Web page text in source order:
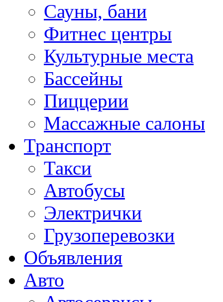
Сауны, бани
Фитнес центры
Культурные места
Бассейны
Пиццерии
Массажные салоны
Транспорт
Такси
Автобусы
Электрички
Грузоперевозки
Объявления
Авто